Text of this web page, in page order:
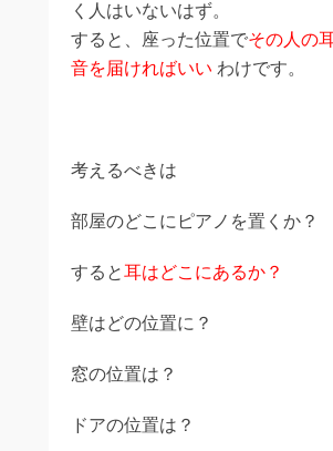
く人はいないはず。
すると、座った位置でその人の
音を届ければいい わけです。
考えるべきは
部屋のどこにピアノを置くか？
すると耳はどこにあるか？
壁はどの位置に？
窓の位置は？
ドアの位置は？